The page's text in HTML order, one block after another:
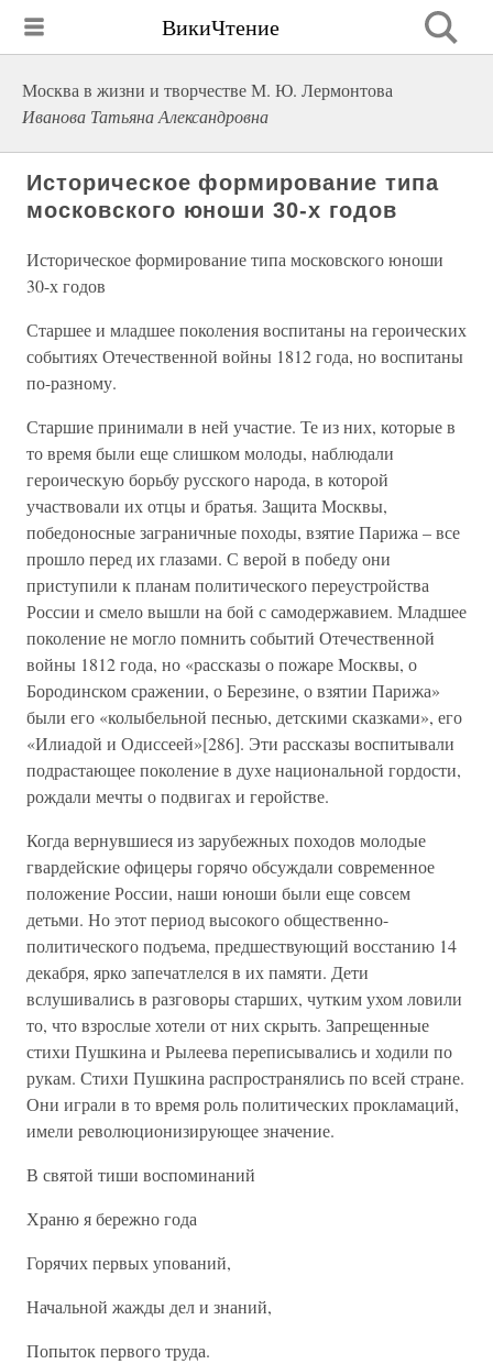
ВикиЧтение
Москва в жизни и творчестве М. Ю. Лермонтова
Иванова Татьяна Александровна
Историческое формирование типа
московского юноши 30-х годов
Историческое формирование типа московского юноши
30-х годов
Старшее и младшее поколения воспитаны на героических
событиях Отечественной войны 1812 года, но воспитаны
по-разному.
Старшие принимали в ней участие. Те из них, которые в
то время были еще слишком молоды, наблюдали
героическую борьбу русского народа, в которой
участвовали их отцы и братья. Защита Москвы,
победоносные заграничные походы, взятие Парижа – все
прошло перед их глазами. С верой в победу они
приступили к планам политического переустройства
России и смело вышли на бой с самодержавием. Младшее
поколение не могло помнить событий Отечественной
войны 1812 года, но «рассказы о пожаре Москвы, о
Бородинском сражении, о Березине, о взятии Парижа»
были его «колыбельной песнью, детскими сказками», его
«Илиадой и Одиссеей»[286]. Эти рассказы воспитывали
подрастающее поколение в духе национальной гордости,
рождали мечты о подвигах и геройстве.
Когда вернувшиеся из зарубежных походов молодые
гвардейские офицеры горячо обсуждали современное
положение России, наши юноши были еще совсем
детьми. Но этот период высокого общественно-
политического подъема, предшествующий восстанию 14
декабря, ярко запечатлелся в их памяти. Дети
вслушивались в разговоры старших, чутким ухом ловили
то, что взрослые хотели от них скрыть. Запрещенные
стихи Пушкина и Рылеева переписывались и ходили по
рукам. Стихи Пушкина распространялись по всей стране.
Они играли в то время роль политических прокламаций,
имели революционизирующее значение.
В святой тиши воспоминаний
Храню я бережно года
Горячих первых упований,
Начальной жажды дел и знаний,
Попыток первого труда.